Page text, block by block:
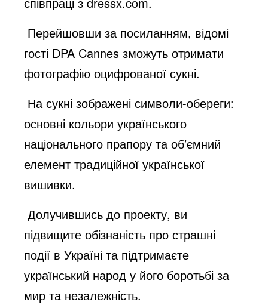
Перейшовши за посиланням, відомі
гості DPA Cannes зможуть отримати
фотографію оцифрованої сукні.
На сукні зображені символи-обереги:
основні кольори українського
національного прапору та об’ємний
елемент традиційної української
вишивки.
Долучившись до проекту, ви
підвищите обізнаність про страшні
події в Україні та підтримаєте
український народ у його боротьбі за
мир та незалежність.